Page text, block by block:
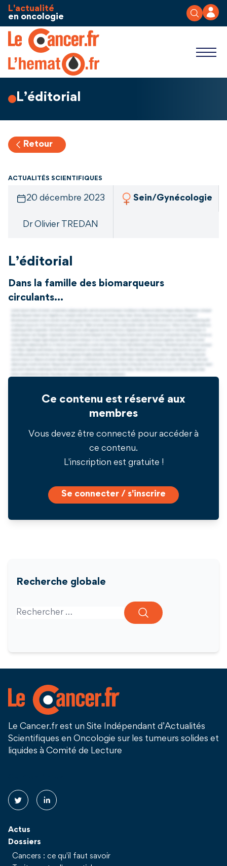
Aller au contenu
L'actualité
en oncologie
L’éditorial
Retour
ACTUALITÉS SCIENTIFIQUES
20 décembre 2023 Sein/Gynécologie
Dr Olivier TREDAN
L’éditorial
Dans la famille des biomarqueurs
circulants…
Ce contenu est réservé aux
membres
Vous devez être connecté pour accéder à
ce contenu.
L'inscription est gratuite !
Se connecter / s'inscrire
Recherche globale
Search for:
Le Cancer.fr est un Site Indépendant d’Actualités
Scientifiques en Oncologie sur les tumeurs solides et
liquides à Comité de Lecture
Actus
Dossiers
Cancers : ce qu'il faut savoir
Panneau de gestion des cookies